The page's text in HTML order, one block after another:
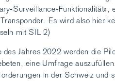
Surveillance-Funktionalität»,
Es wird also hier
mit SIL 2)
des Jahres 2022 werden die
eine Umfrage
in der Schweiz und